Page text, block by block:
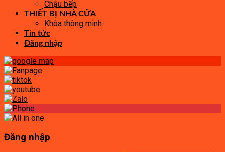
Chậu bếp
THIẾT BỊ NHÀ CỬA
Khóa thông minh
Tin tức
Đăng nhập
Đăng nhập